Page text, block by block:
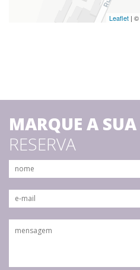
Leaflet | ©
MARQUE A SUA
RESERVA